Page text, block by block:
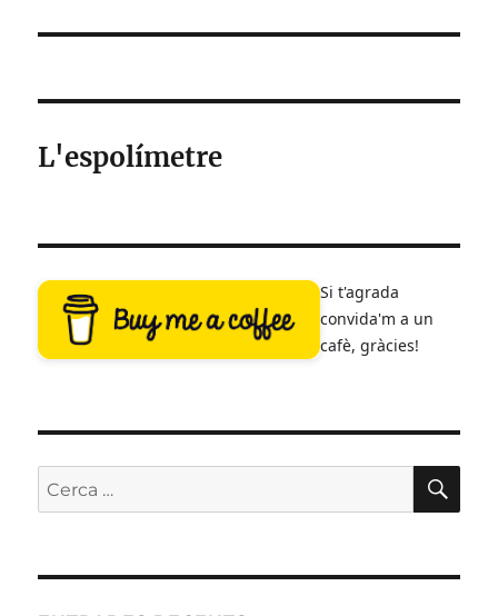
L'espolímetre
Si t'agrada
convida'm a un
cafè, gràcies!
Cerca: